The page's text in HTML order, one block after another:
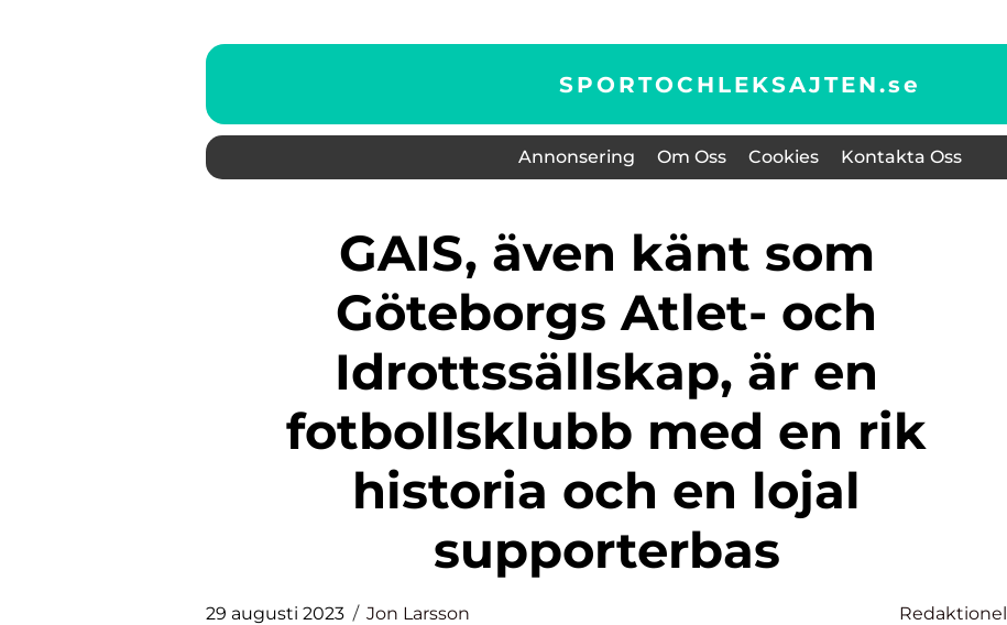
SPORTOCHLEKSAJTEN.se
Annonsering Om Oss Cookies Kontakta Oss
GAIS, även känt som
Göteborgs Atlet- och
Idrottssällskap, är en
fotbollsklubb med en rik
historia och en lojal
supporterbas
29 augusti 2023 Jon Larsson Redaktionel